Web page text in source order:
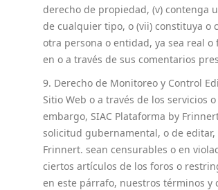
derecho de propiedad, (v) contenga
de cualquier tipo, o (vii) constituya o
otra persona o entidad, ya sea real
en o a través de sus comentarios
9. Derecho de Monitoreo y Control
Sitio Web o a través de los servicios
embargo, SIAC Plataforma by
solicitud gubernamental, o de
Frinnert. sean censurables o en
ciertos artículos de los foros o
en este párrafo, nuestros términos